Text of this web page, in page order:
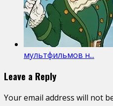
мультфильмов н...
Leave a Reply
Your email address will not